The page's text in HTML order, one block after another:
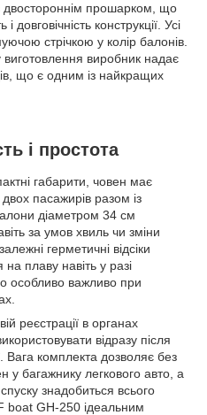
двостороннім прошарком, що
довговічність конструкції. Усі
стрічкою у колір балонів.
виробник надає
що є одним із найкращих
і простота
габарити, човен має
двох пасажирів разом із
діаметром 34 см
за умов хвиль чи зміни
герметичні відсіки
плаву навіть у разі
особливо важливо при
реєстрації в органах
відразу після
Вага комплекта дозволяє без
у багажнику легкового авто, а
знадобиться всього
boat GH-250 ідеальним